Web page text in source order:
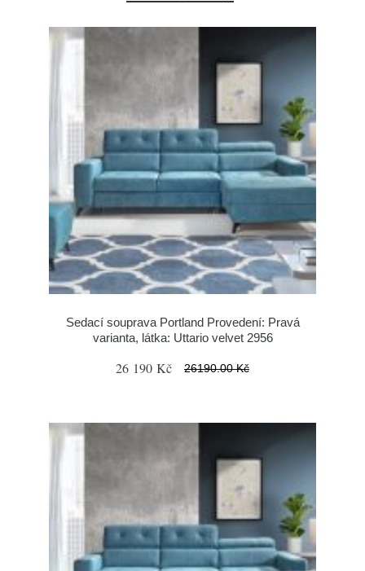
Sedací souprava Portland Provedení: Pravá
varianta, látka: Uttario velvet 2956
26 190 Kč 26190.00 Kč